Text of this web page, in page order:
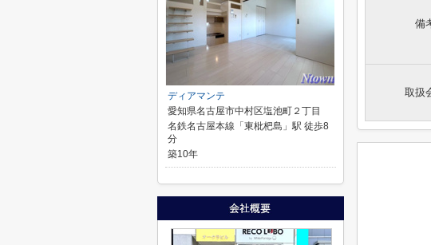
備
取扱
ディアマンテ
愛知県名古屋市中村区塩池町２丁目
名鉄名古屋本線「東枇杷島」駅 徒歩8
分
築10年